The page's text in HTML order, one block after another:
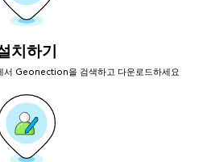
한 장소를 설정하세요.
치하기
Geonection을 검색하고 다운로드하세요